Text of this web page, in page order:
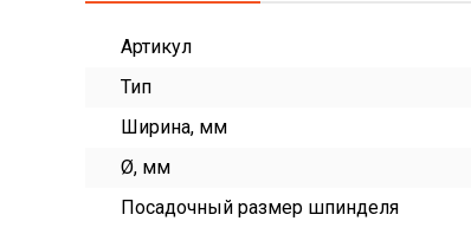
Артикул
Тип
Ширина, мм
Ø, мм
Посадочный размер шпинделя